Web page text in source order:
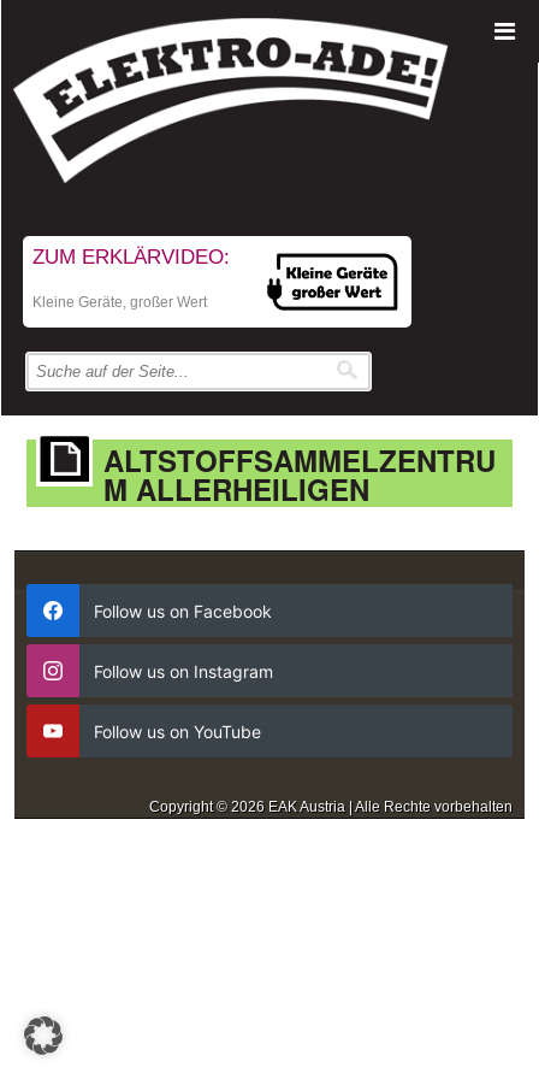
ZUM ERKLÄRVIDEO:
Kleine Geräte, großer Wert
ALTSTOFFSAMMELZENTRU
M ALLERHEILIGEN
Follow us on Facebook
Follow us on Instagram
Follow us on YouTube
Copyright © 2026 EAK Austria | Alle Rechte vorbehalten